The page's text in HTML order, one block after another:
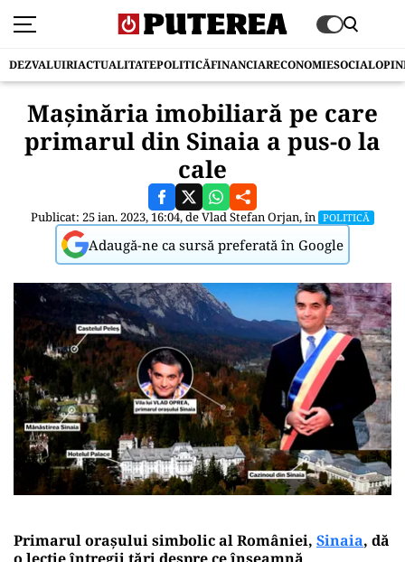
DEZVALUIRIACTUALITATEPOLITICĂFINANCIARECONOMIESOCIAL
Mașinăria imobiliară pe care
primarul din Sinaia a pus-o la
cale
Publicat: 25 ian. 2023, 16:04, deVlad Stefan Orjan, în POLITICĂ
Adaugă-ne ca sursă preferată în Google
Primarul orașului simbolic al României, Sinaia, dă